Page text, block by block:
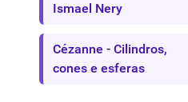
Ismael Nery
Cézanne - Cilindros,
cones e esferas